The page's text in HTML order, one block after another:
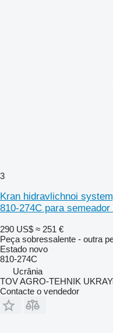
3
Kran hidravlichnoi
810-274C para
290 US$ ≈ 251 €
Peça sobressalente - outra
Estado novo
810-274C
Ucrânia
TOV AGRO-TEHNIK
Contacte o vendedor